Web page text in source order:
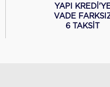
YAPI
VADE
6 TAKSİT